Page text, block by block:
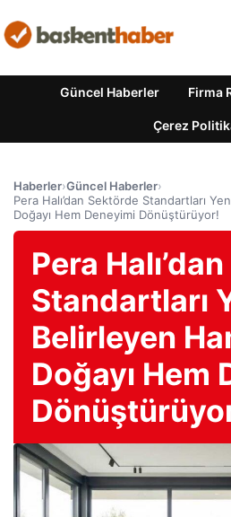
Güncel Haberler Firma
Çerez
Haberler›Güncel Haberler›
Pera Halı’dan Sektörde Standartları
Doğayı Hem Deneyimi Dönüştürüyor!
Pera
Standartları
Belirleyen
Doğayı Hem